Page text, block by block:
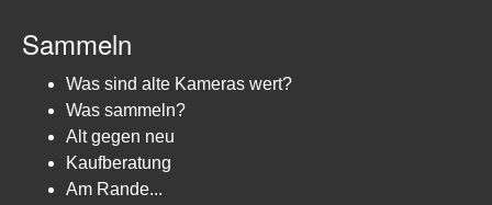
Sammeln
Was sind alte Kameras wert?
Was sammeln?
Alt gegen neu
Kaufberatung
Am Rande...